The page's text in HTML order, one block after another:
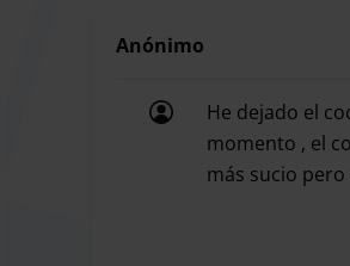
Le parking Pedrocar
Málaga-Costa del Sol.
Anónimo
He dejado el
momento , el
más sucio